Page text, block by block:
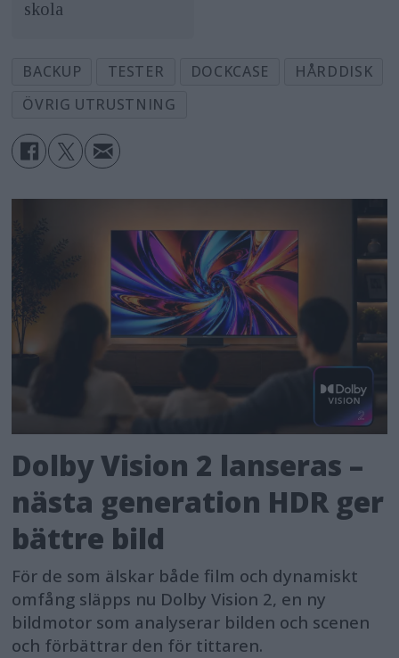
skola
BACKUP TESTER DOCKCASE
HÅRDDISK
ÖVRIG UTRUSTNING
Dolby Vision 2 lanseras –
nästa generation HDR ger
bättre bild
För de som älskar både film och dynamiskt
omfång släpps nu Dolby Vision 2, en ny
bildmotor som analyserar bilden och scenen
och förbättrar den för tittaren.